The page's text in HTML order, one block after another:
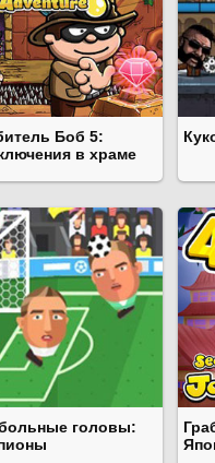
Боб 5:
в храме
головы: